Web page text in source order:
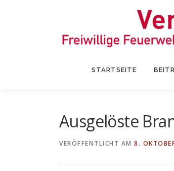
STARTSEITE
Ausgelöste
VERÖFFENTLICHT AM 8.